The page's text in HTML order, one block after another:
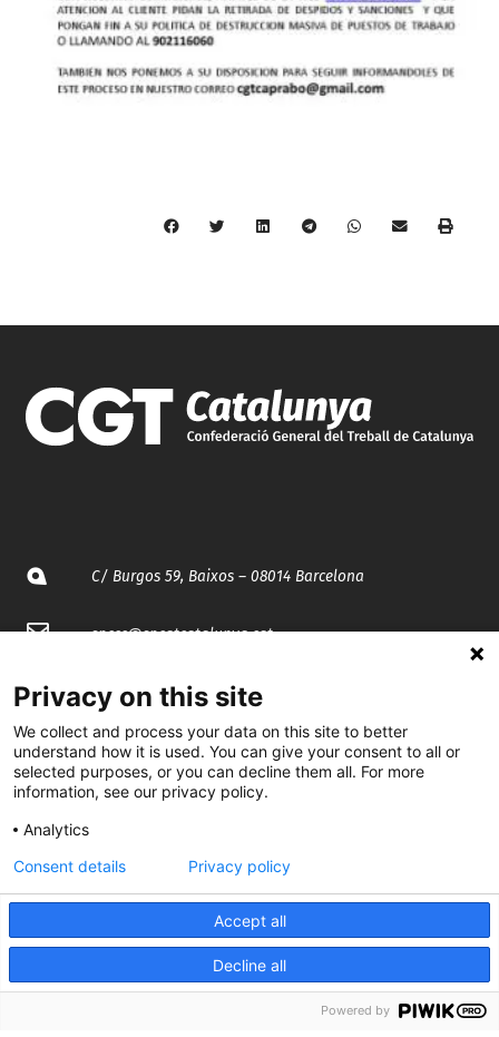
C/ Burgos 59, Baixos – 08014 Barcelona
spccc@spcgtcatalunya.cat
935 120 481
@CGTCatalunya
cgtcatalunya
CGTCatalunya
Desenvolupat per
Privacy on this site
We collect and process your data on this site to better
understand how it is used. You can give your consent to all or
selected purposes, or you can decline them all. For more
information, see our privacy policy.
Analytics
Accept all
Decline all
Consent details Privacy policy
Powered by